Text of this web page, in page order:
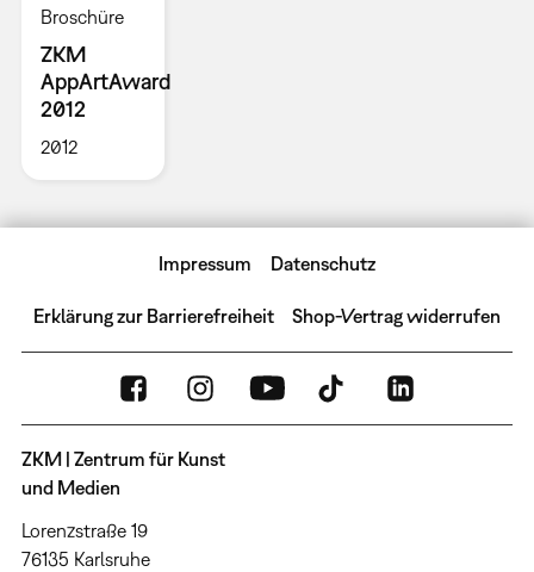
Broschüre
ZKM
AppArtAward
2012
2012
Impressum Datenschutz
Erklärung zur Barrierefreiheit Shop-Vertrag widerrufen
ZKM | Zentrum für Kunst
und Medien
Lorenzstraße 19
76135 Karlsruhe